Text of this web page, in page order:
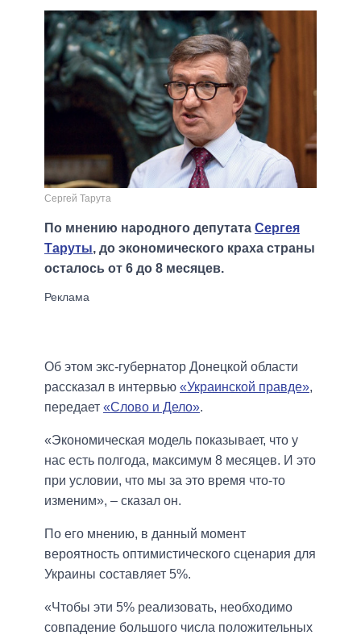
Сергей Тарута
По мнению народного депутата Сергея
Таруты, до экономического краха страны
осталось от 6 до 8 месяцев.
Об этом экс-губернатор Донецкой области
рассказал в интервью «Украинской правде»,
передает «Слово и Дело».
«Экономическая модель показывает, что у
нас есть полгода, максимум 8 месяцев. И это
при условии, что мы за это время что-то
изменим», – сказал он.
По его мнению, в данный момент
вероятность оптимистического сценария для
Украины составляет 5%.
«Чтобы эти 5% реализовать, необходимо
совпадение большого числа положительных